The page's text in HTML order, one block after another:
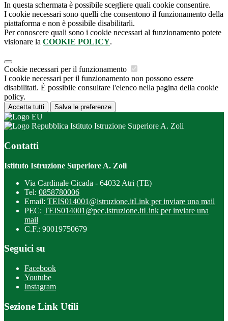
In questa schermata è possibile scegliere quali cookie consentire.
I cookie necessari sono quelli che consentono il funzionamento della
piattaforma e non è possibile disabilitarli.
Per conoscere quali sono i cookie necessari al funzionamento potete
visionare la COOKIE POLICY.
Cookie necessari per il funzionamento
I cookie necessari per il funzionamento non possono essere
disabilitati. È possibile consultare l'elenco nella pagina della cookie
policy.
Accetta tutti Salva le preferenze
Istituto Istruzione Superiore A. Zoli
Contatti
Istituto Istruzione Superiore A. Zoli
Via Cardinale Cicada - 64032 Atri (TE)
Tel: 0858780006
Email: TEIS014001@istruzione.itLink per inviare una mail
PEC: TEIS014001@pec.istruzione.itLink per inviare una
mail
C.F.: 90019750679
Seguici su
Facebook
Youtube
Instagram
Sezione Link Utili